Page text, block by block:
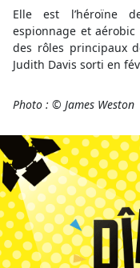
Elle est l’héroïne
espionnage et
des rôles principaux
Judith Davis sorti en
Photo : © James Weston